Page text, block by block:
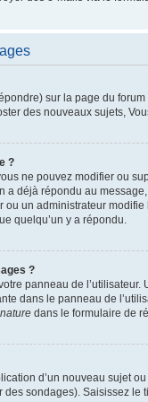
sur la page du
des nouveaux sujets,
?
ne pouvez modifier ou
déjà répondu au
ou un administrateur
quelqu’un y a répondu.
?
panneau de
dans le panneau de
dans le formulaire de
d’un nouveau sujet
des sondages). Saisissez